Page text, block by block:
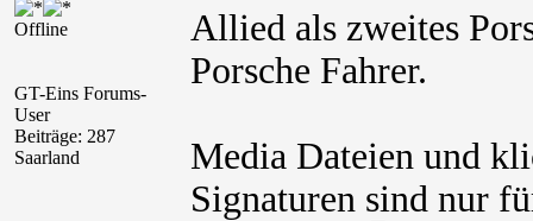
Offline
GT-Eins Forums-
User
Beiträge: 287
Saarland
Allied als zweites
Porsche Fahrer.
Media Dateien und
Signaturen sind nur